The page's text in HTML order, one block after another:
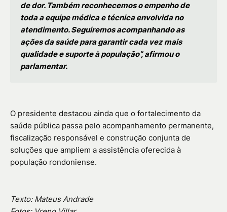
de dor. Também reconhecemos o empenho de
toda a equipe médica e técnica envolvida no
atendimento. Seguiremos acompanhando as
ações da saúde para garantir cada vez mais
qualidade e suporte à população”, afirmou o
parlamentar.
O presidente destacou ainda que o fortalecimento da
saúde pública passa pelo acompanhamento permanente,
fiscalização responsável e construção conjunta de
soluções que ampliem a assistência oferecida à
população rondoniense.
Texto: Mateus Andrade